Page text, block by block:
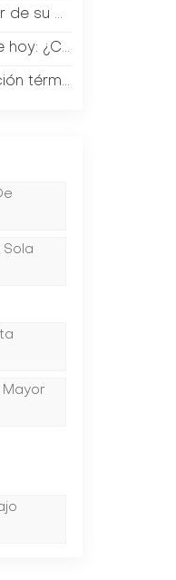
de la prueba antideslizante).
WPC en tan solo 2 horas?
coste de 3 errores de instalación
Sola
Mayor